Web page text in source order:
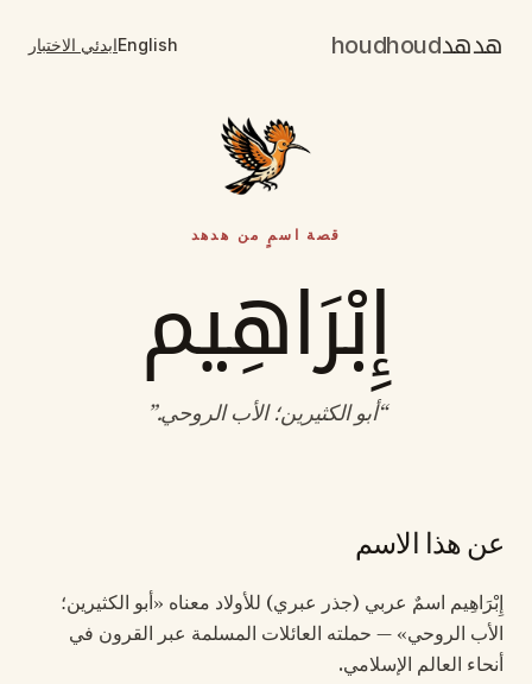
هدهدhoudhoud
Englishابدئي الاختبار
قصة اسمٍ من هدهد
إِبْرَاهِيم
“أبو الكثيرين؛ الأب الروحي.”
عن هذا الاسم
إِبْرَاهِيم اسمٌ عربي (جذر عبري) للأولاد معناه «أبو الكثيرين؛
الأب الروحي» — حملته العائلات المسلمة عبر القرون في
أنحاء العالم الإسلامي.